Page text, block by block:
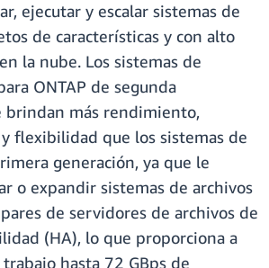
ejecutar y escalar sistemas de
de características y con alto
la nube. Los sistemas de
ONTAP de segunda
brindan más rendimiento,
flexibilidad que los sistemas de
generación, ya que le
o expandir sistemas de archivos
de servidores de archivos de
(HA), lo que proporciona a
trabajo hasta 72 GBps de